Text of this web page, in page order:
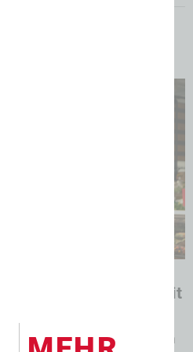
Vollsortimenter mit
der neue Edeka Al Hossein